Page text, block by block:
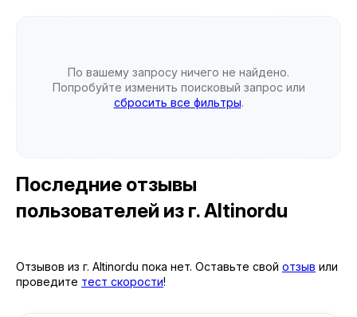
По вашему запросу ничего не найдено.
Попробуйте изменить поисковый запрос или
сбросить все фильтры.
Последние отзывы
пользователей из г. Altinordu
Отзывов из г. Altinordu пока нет. Оставьте свой отзыв или
проведите тест скорости!